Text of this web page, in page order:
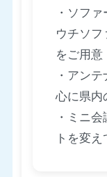
・ソフ
ウチソフ
をご用意
・アン
心に県内
・ミニ
トを変